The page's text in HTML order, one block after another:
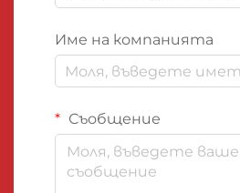
Име на компанията
Съобщение